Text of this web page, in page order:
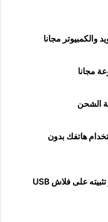
مجانا
هاتفك بدون
تحميل نسخة MacOS Sierra برابط مباشر و تثبيته على فلاش USB